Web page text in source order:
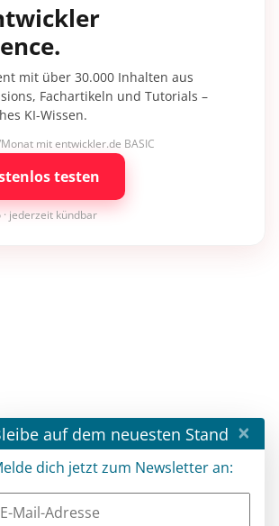
mit über 30.000 Inhalten aus
Fachartikeln und Tutorials –
KI-Wissen.
mit entwickler.de BASIC
testen
· jederzeit kündbar
auf dem neuesten Stand ×
dich jetzt zum Newsletter an: